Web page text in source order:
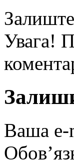
Увага!
Ваша e-